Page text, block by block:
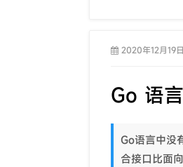
2020年12月19日
Go 语
Go语言中没
合接口比面